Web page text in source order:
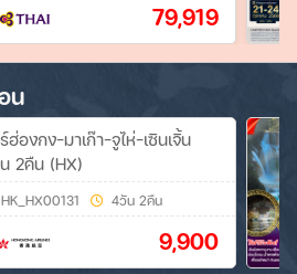
79,919
น
ฮ่องกง-มาเก๊า-จูไห่-เซินเจิ้น
2คืน (HX)
HK_HX00131 4วัน 2คืน
9,900